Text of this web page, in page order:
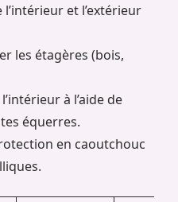
et l’extérieur
les étagères (bois,
à l’aide de
équerres.
en caoutchouc